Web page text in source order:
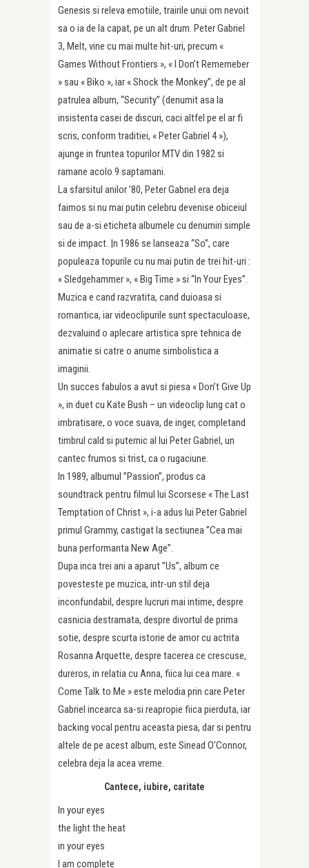
Genesis si releva emotiile, trairile unui om nevoit
sa o ia de la capat, pe un alt drum. Peter Gabriel
3, Melt, vine cu mai multe hit-uri, precum «
Games Without Frontiers », « I Don’t Rememeber
» sau « Biko », iar « Shock the Monkey”, de pe al
patrulea album, “Security” (denumit asa la
insistenta casei de discuri, caci altfel pe el ar fi
scris, conform traditiei, « Peter Gabriel 4 »),
ajunge in fruntea topurilor MTV din 1982 si
ramane acolo 9 saptamani.
La sfarsitul anilor ’80, Peter Gabriel era deja
faimos si nu mai putin celebru devenise obiceiul
sau de a-si eticheta albumele cu denumiri simple
si de impact. |n 1986 se lanseaza “So”, care
populeaza topurile cu nu mai putin de trei hit-uri :
« Sledgehammer », « Big Time » si “In Your Eyes”.
Muzica e cand razvratita, cand duioasa si
romantica, iar videoclipurile sunt spectaculoase,
dezvaluind o aplecare artistica spre tehnica de
animatie si catre o anume simbolistica a
imaginii.
Un succes fabulos a avut si piesa « Don’t Give Up
», in duet cu Kate Bush – un videoclip lung cat o
imbratisare, o voce suava, de inger, completand
timbrul cald si puternic al lui Peter Gabriel, un
cantec frumos si trist, ca o rugaciune.
In 1989, albumul ”Passion”, produs ca
soundtrack pentru filmul lui Scorsese « The Last
Temptation of Christ », i-a adus lui Peter Gabriel
primul Grammy, castigat la sectiunea ”Cea mai
buna performanta New Age”.
Dupa inca trei ani a aparut ”Us”, album ce
povesteste pe muzica, intr-un stil deja
inconfundabil, despre lucruri mai intime, despre
casnicia destramata, despre divortul de prima
sotie, despre scurta istorie de amor cu actrita
Rosanna Arquette, despre tacerea ce crescuse,
dureros, in relatia cu Anna, fiica lui cea mare. «
Come Talk to Me » este melodia prin care Peter
Gabriel incearca sa-si reapropie fiica pierduta, iar
backing vocal pentru aceasta piesa, dar si pentru
altele de pe acest album, este Sinead O’Connor,
celebra deja la acea vreme.
Cantece, iubire, caritate
In your eyes
the light the heat
in your eyes
I am complete